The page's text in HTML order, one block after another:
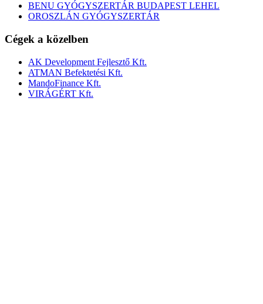
BENU GYÓGYSZERTÁR BUDAPEST LEHEL
OROSZLÁN GYÓGYSZERTÁR
Cégek a közelben
AK Development Fejlesztő Kft.
ATMAN Befektetési Kft.
MandoFinance Kft.
VIRÁGÉRT Kft.